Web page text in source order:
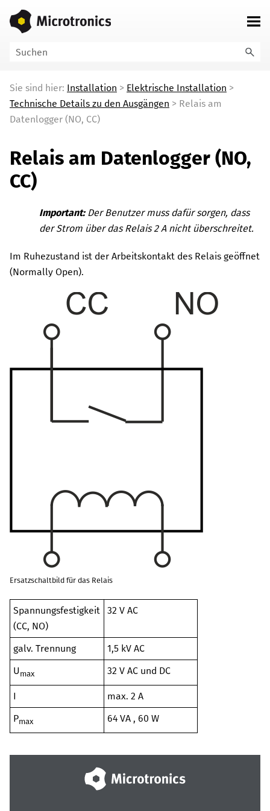
Zu Hauptinhalt springen
Sie sind hier: Installation > Elektrische Installation >
Technische Details zu den Ausgängen > Relais am
Datenlogger (NO, CC)
Relais am Datenlogger (NO,
CC)
Important: Der Benutzer muss dafür sorgen, dass
der Strom über das Relais2 A nicht überschreitet.
Im Ruhezustand ist der Arbeitskontakt des Relais geöffnet
(Normally Open).
Ersatzschaltbild für das Relais
Spannungsfestigkeit
(CC, NO)
32 V AC
galv. Trennung
1,5 kV AC
Umax 32 V AC und DC
I max. 2 A
Pmax 64 VA , 60 W